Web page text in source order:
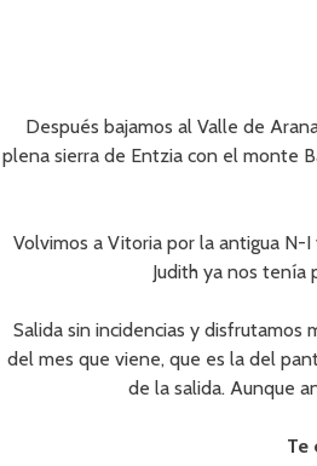
Después bajamos al Valle de
plena sierra de Entzia con el monte
Volvimos a Vitoria por la antigua N-
Judith ya nos tenía
Salida sin incidencias y disfrutamos
del mes que viene, que es la del
de la salida. Aunque
Te